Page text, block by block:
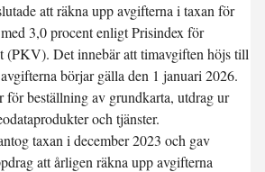
att räkna upp avgifterna i taxan för
3,0 procent enligt Prisindex för
(PKV). Det innebär att timavgiften höjs till
börjar gälla den 1 januari 2026.
för beställning av grundkarta, utdrag ur
och tjänster.
taxan i december 2023 och gav
att årligen räkna upp avgifterna